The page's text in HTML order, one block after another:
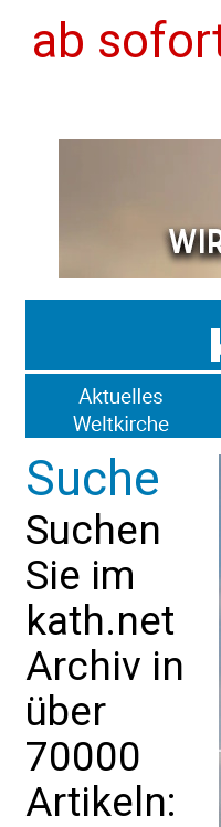
ab
Suche
Suchen
Sie im
kath.net
Archiv in
über
70000
Artikeln: